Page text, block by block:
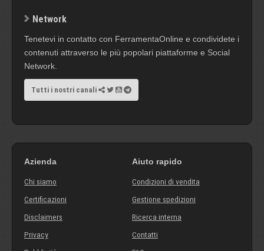
Network
Tenetevi in contatto con FerramentaOnline e condividete i
contenuti attraverso le più popolari piattaforme e Social
Network.
Tutti i nostri canali
Azienda
Chi siamo
Certificazioni
Disclaimers
Privacy
Aiuto rapido
Condizioni di vendita
Gestione spedizioni
Ricerca interna
Contatti